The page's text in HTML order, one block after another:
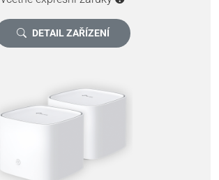
DETAIL ZAŘÍZENÍ